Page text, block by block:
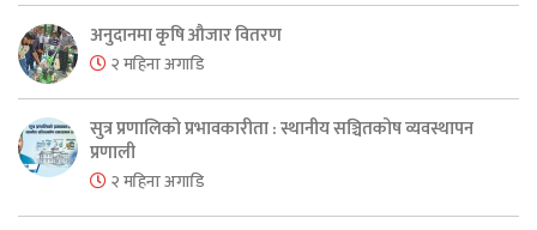
अनुदानमा कृषि औजार वितरण
२ महिना अगाडि
सुत्र प्रणालिको प्रभावकारीता : स्थानीय सञ्चितकोष व्यवस्थापन
प्रणाली
२ महिना अगाडि